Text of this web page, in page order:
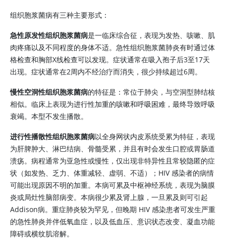
组织胞浆菌病有三种主要形式：
急性原发性组织胞浆菌病是一临床综合征，表现为发热、咳嗽、肌
肉疼痛以及不同程度的身体不适。急性组织胞浆菌肺炎有时通过体
格检查和胸部X线检查可以发现。症状通常在吸入孢子后3至17天
出现。症状通常在2周内不经治疗而消失，很少持续超过6周。
慢性空洞性组织胞浆菌病的特征是：常位于肺尖，与空洞型肺结核
相似。临床上表现为进行性加重的咳嗽和呼吸困难，最终导致呼吸
衰竭。本型不发生播散。
进行性播散性组织胞浆菌病以全身网状内皮系统受累为特征，表现
为肝脾肿大、淋巴结病、骨髓受累，并且有时会发生口腔或胃肠道
溃疡。病程通常为亚急性或慢性，仅出现非特异性且常较隐匿的症
状（如发热、乏力、体重减轻、虚弱、不适）；HIV 感染者的病情
可能出现原因不明的加重。本病可累及中枢神经系统，表现为脑膜
炎或局灶性脑部病变。本病很少累及肾上腺，一旦累及则可引起
Addison病。重症肺炎较为罕见，但晚期 HIV 感染患者可发生严重
的急性肺炎并伴低氧血症，以及低血压、意识状态改变、凝血功能
障碍或横纹肌溶解。